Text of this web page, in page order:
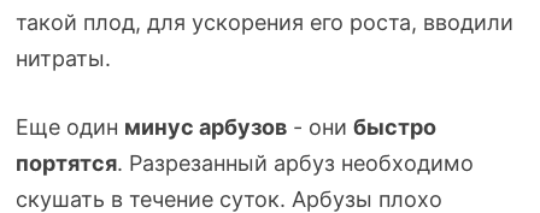
такой плод, для ускорения его роста, вводили
нитраты.
Еще один минус арбузов- они быстро
портятся. Разрезанный арбуз необходимо
скушать в течение суток. Арбузы плохо